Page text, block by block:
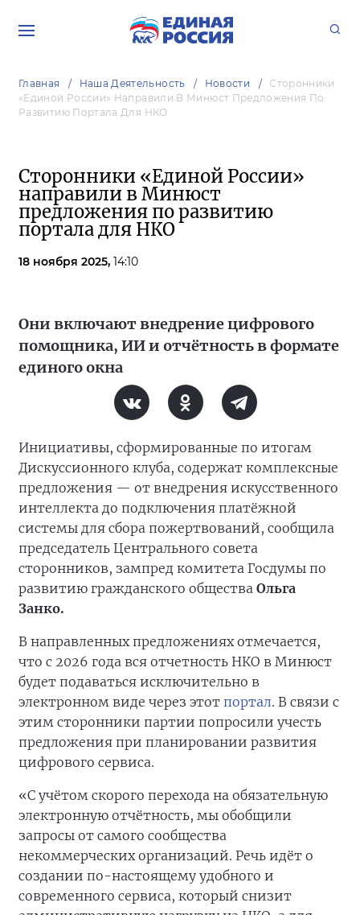
Главная Наша Деятельность Новости
Сторонники
«Единой России» Направили В Минюст Предложения По
Развитию Портала Для НКО
Сторонники «Единой России»
направили в Минюст
предложения по развитию
портала для НКО
18 ноября 2025, 14:10
Они включают внедрение цифрового
помощника, ИИ и отчётность в формате
единого окна
Инициативы, сформированные по итогам
Дискуссионного клуба, содержат комплексные
предложения — от внедрения искусственного
интеллекта до подключения платёжной
системы для сбора пожертвований, сообщила
председатель Центрального совета
сторонников, зампред комитета Госдумы по
развитию гражданского общества Ольга
Занко.
В направленных предложениях отмечается,
что с 2026 года вся отчетность НКО в Минюст
будет подаваться исключительно в
электронном виде через этот портал. В связи с
этим сторонники партии попросили учесть
предложения при планировании развития
цифрового сервиса.
«С учётом скорого перехода на обязательную
электронную отчётность, мы обобщили
запросы от самого сообщества
некоммерческих организаций. Речь идёт о
создании по-настоящему удобного и
современного сервиса, который снизит